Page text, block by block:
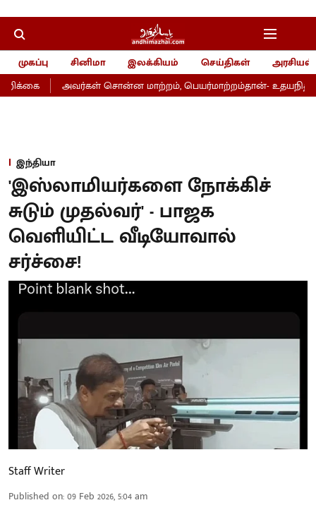
முகப்பு சினிமா இலக்கியம் செய்திகள்
அரசியல்
அவர்கள் சொன்ன மாற்றம், பெயர்மாற்றம்தான்- உதயநிதி
இந்தியா
'இஸ்லாமியர்களை நோக்கிச்
சுடும் முதல்வர்' - பாஜக
வெளியிட்ட வீடியோவால்
சர்ச்சை!
Staff Writer
Published on:09 Feb 2026, 5:04 am